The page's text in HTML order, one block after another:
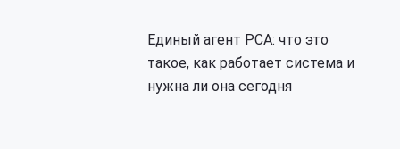
Единый агент РСА: что это
такое, как работает система и
нужна ли она сегодня